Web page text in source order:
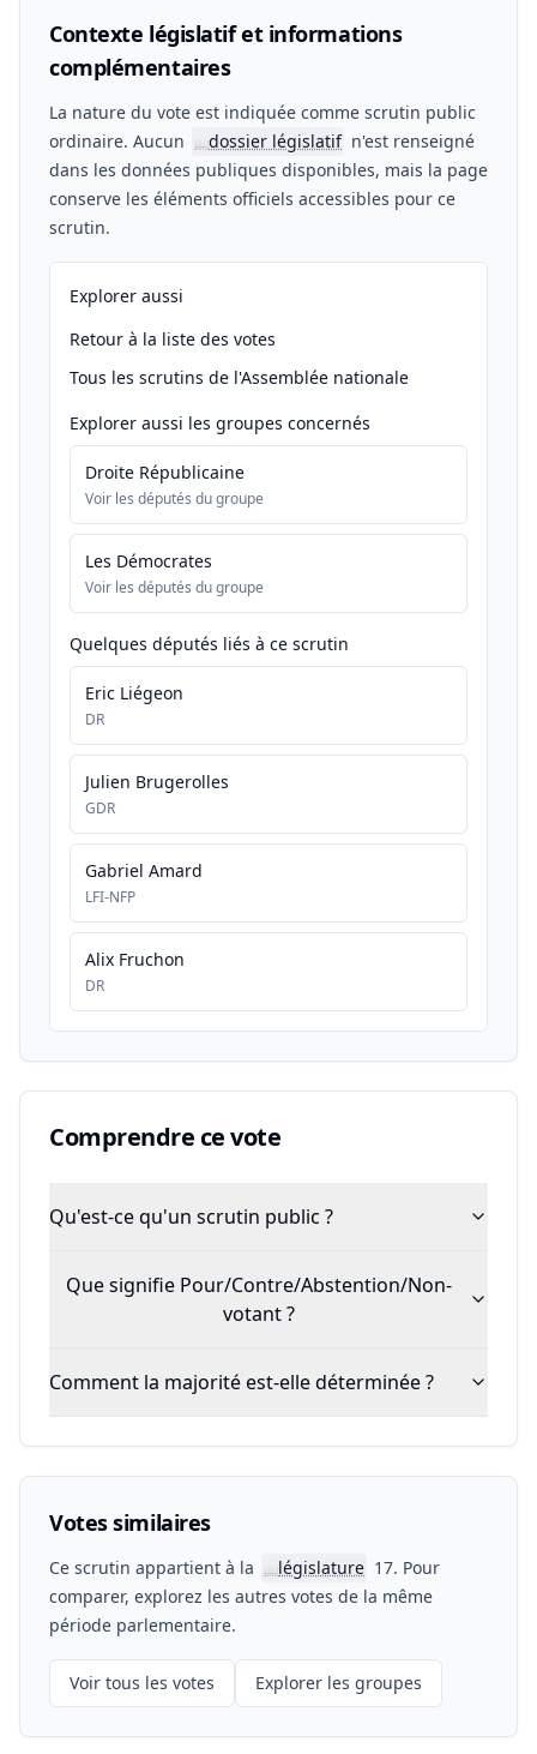
Contexte législatif et informations
complémentaires
La nature du vote est indiquée comme scrutin public
ordinaire. Aucun
📖dossier législatif n'est renseigné
dans les données publiques disponibles, mais la page
conserve les éléments officiels accessibles pour ce
scrutin.
Explorer aussi
Retour à la liste des votes
Tous les scrutins de l'Assemblée nationale
Explorer aussi les groupes concernés
Droite Républicaine
Voir les députés du groupe
Les Démocrates
Voir les députés du groupe
Quelques députés liés à ce scrutin
Eric Liégeon
DR
Julien Brugerolles
GDR
Gabriel Amard
LFI-NFP
Alix Fruchon
DR
Comprendre ce vote
Qu'est-ce qu'un scrutin public ?
Que signifie Pour/Contre/Abstention/Non-
votant ?
Comment la majorité est-elle déterminée ?
Votes similaires
Ce scrutin appartient à la 📖législature 17. Pour
comparer, explorez les autres votes de la même
période parlementaire.
Voir tous les votes Explorer les groupes